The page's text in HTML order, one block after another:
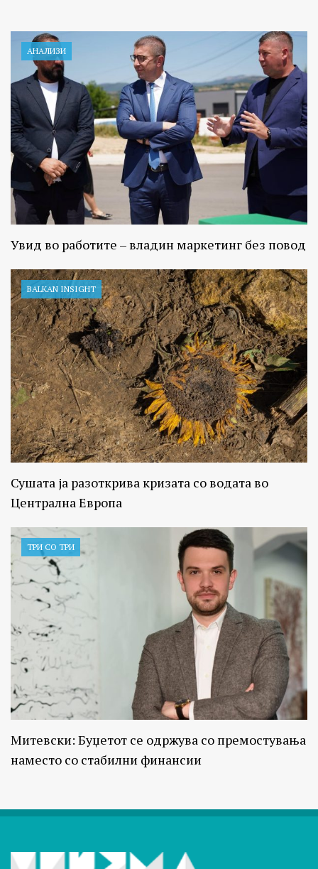
АНАЛИЗИ
Увид во работите – владин маркетинг без повод
BALKAN INSIGHT
Сушата ја разоткрива кризата со водата во
Централна Европа
ТРИ СО ТРИ
Митевски: Буџетот се одржува со премостувања
наместо со стабилни финансии